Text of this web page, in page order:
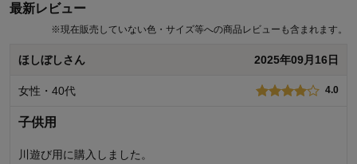
最新レビュー
※現在販売していない色・サイズ等への商品レビューも含まれます。
ほしぼしさん 2025年09月16日
女性・40代 4.0
子供用
川遊び用に購入しました。